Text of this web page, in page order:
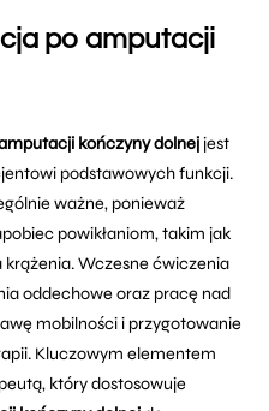
po amputacji
kończyny dolnejjest
podstawowych funkcji.
ważne, ponieważ
powikłaniom, takim jak
krążenia. Wczesne ćwiczenia
oddechowe oraz pracę nad
mobilności i przygotowanie
Kluczowym elementem
który dostosowuje